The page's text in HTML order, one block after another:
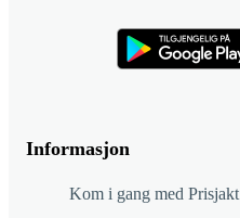
Informasjon
Kom i gang med Prisjakt